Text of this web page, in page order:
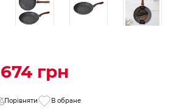
674 грн
Порівняти В обране